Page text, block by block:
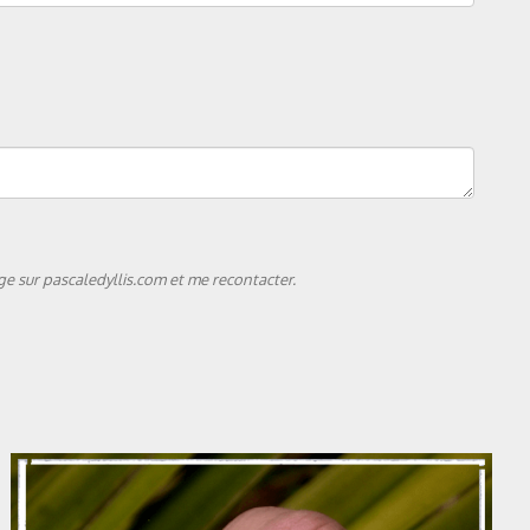
sur pascaledyllis.com et me recontacter.